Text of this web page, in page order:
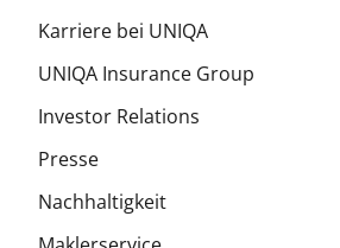
Karriere bei UNIQA
UNIQA Insurance Group
Investor Relations
Presse
Nachhaltigkeit